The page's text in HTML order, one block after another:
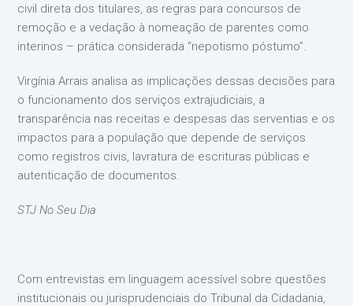
civil direta dos titulares, as regras para concursos de
remoção e a vedação à nomeação de parentes como
interinos – prática considerada “nepotismo póstumo”.
Virgínia Arrais analisa as implicações dessas decisões para
o funcionamento dos serviços extrajudiciais, a
transparência nas receitas e despesas das serventias e os
impactos para a população que depende de serviços
como registros civis, lavratura de escrituras públicas e
autenticação de documentos.
STJ No Seu Dia
Com entrevistas em linguagem acessível sobre questões
institucionais ou jurisprudenciais do Tribunal da Cidadania,